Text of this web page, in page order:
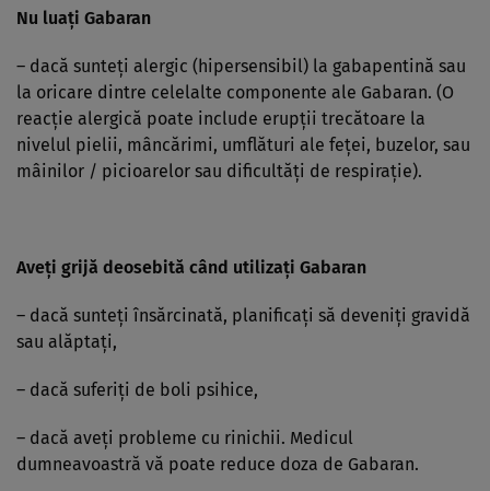
Nu luaţi Gabaran
– dacă sunteţi alergic (hipersensibil) la gabapentină sau
la oricare dintre celelalte componente ale Gabaran. (O
reacţie alergică poate include erupţii trecătoare la
nivelul pielii, mâncărimi, umflături ale feţei, buzelor, sau
mâinilor / picioarelor sau dificultăţi de respiraţie).
Aveţi grijă deosebită când utilizaţi Gabaran
– dacă sunteţi însărcinată, planificaţi să deveniţi gravidă
sau alăptaţi,
– dacă suferiţi de boli psihice,
– dacă aveţi probleme cu rinichii. Medicul
dumneavoastră vă poate reduce doza de Gabaran.